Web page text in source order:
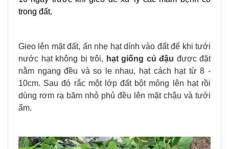
trong đất.
Gieo lên mặt đất, ấn nhẹ hạt dính vào đất để khi tưới
nước hạt không bị trôi, hạt giống củ đậu được đặt
nằm ngang đều và so le nhau, hạt cách hạt từ 8 -
10cm. Sau đó rắc một lớp đất bột mỏng lên hạt rồi
dùng rơm rạ băm nhỏ phủ đều lên mặt chậu và tưới
ẩm.